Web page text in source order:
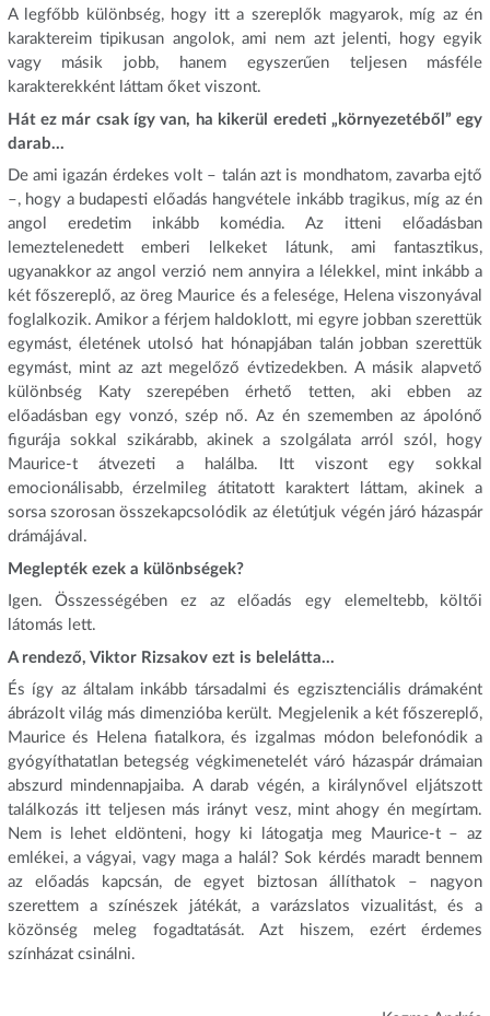
A legfőbb különbség, hogy itt a szereplők magyarok, míg az én
karaktereim tipikusan angolok, ami nem azt jelenti, hogy egyik
vagy másik jobb, hanem egyszerűen teljesen másféle
karakterekként láttam őket viszont.
Hát ez már csak így van, ha kikerül eredeti „környezetéből” egy
darab...
De ami igazán érdekes volt – talán azt is mondhatom, zavarba ejtő
–, hogy a budapesti előadás hangvétele inkább tragikus, míg az én
angol eredetim inkább komédia. Az itteni előadásban
lemeztelenedett emberi lelkeket látunk, ami fantasztikus,
ugyanakkor az angol verzió nem annyira a lélekkel, mint inkább a
két főszereplő, az öreg Maurice és a felesége, Helena viszonyával
foglalkozik. Amikor a férjem haldoklott, mi egyre jobban szerettük
egymást, életének utolsó hat hónapjában talán jobban szerettük
egymást, mint az azt megelőző évtizedekben. A másik alapvető
különbség Katy szerepében érhető tetten, aki ebben az
előadásban egy vonzó, szép nő. Az én szememben az ápolónő
figurája sokkal szikárabb, akinek a szolgálata arról szól, hogy
Maurice-t átvezeti a halálba. Itt viszont egy sokkal
emocionálisabb, érzelmileg átitatott karaktert láttam, akinek a
sorsa szorosan összekapcsolódik az életútjuk végén járó házaspár
drámájával.
Meglepték ezek a különbségek?
Igen. Összességében ez az előadás egy elemeltebb, költői
látomás lett.
A rendező, Viktor Rizsakov ezt is belelátta...
És így az általam inkább társadalmi és egzisztenciális drámaként
ábrázolt világ más dimenzióba került. Megjelenik a két főszereplő,
Maurice és Helena fiatalkora, és izgalmas módon belefonódik a
gyógyíthatatlan betegség végkimenetelét váró házaspár drámaian
abszurd mindennapjaiba. A darab végén, a királynővel eljátszott
találkozás itt teljesen más irányt vesz, mint ahogy én megírtam.
Nem is lehet eldönteni, hogy ki látogatja meg Maurice-t – az
emlékei, a vágyai, vagy maga a halál? Sok kérdés maradt bennem
az előadás kapcsán, de egyet biztosan állíthatok – nagyon
szerettem a színészek játékát, a varázslatos vizualitást, és a
közönség meleg fogadtatását. Azt hiszem, ezért érdemes
színházat csinálni.